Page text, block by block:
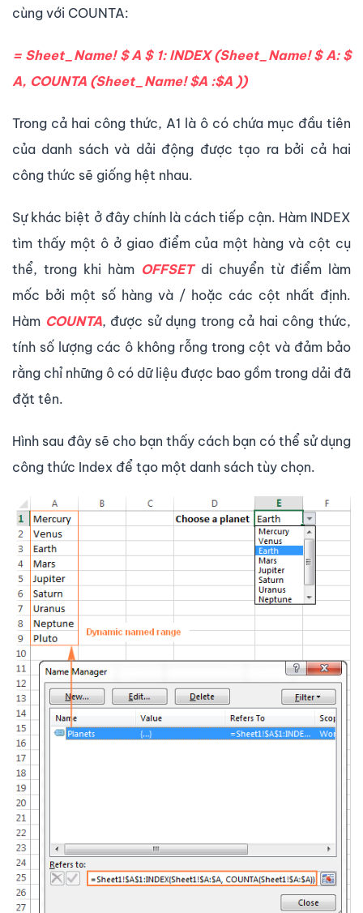
cùng với COUNTA:
= Sheet_Name! $ A $ 1: INDEX (Sheet_Name! $ A: $
A, COUNTA (Sheet_Name! $A :$A ))
Trong cả hai công thức, A1 là ô có chứa mục đầu tiên
của danh sách và dải động được tạo ra bởi cả hai
công thức sẽ giống hệt nhau.
Sự khác biệt ở đây chính là cách tiếp cận. Hàm INDEX
tìm thấy một ô ở giao điểm của một hàng và cột cụ
thể, trong khi hàm OFFSETdi chuyển từ điểm làm
mốc bởi một số hàng và / hoặc các cột nhất định.
Hàm COUNTA, được sử dụng trong cả hai công thức,
tính số lượng các ô không rỗng trong cột và đảm bảo
rằng chỉ những ô có dữ liệu được bao gồm trong dải đã
đặt tên.
Hình sau đây sẽ cho bạn thấy cách bạn có thể sử dụng
công thức Index để tạo một danh sách tùy chọn.